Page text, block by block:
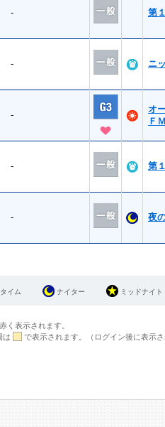
- 第
- ニ
-
オ
Ｆ
- 第
- 夜
イム ナイター ミッドナイト
く表示されます。
は
で表示されます。（ログイン後に表示